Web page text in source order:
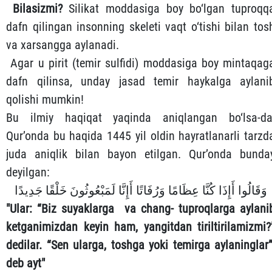
Bilasizmi?Silikat moddasiga boy bo‘lgan
dafn qilingan insonning skeleti vaqt o‘tishi bilan
va xarsangga aylanadi.
Agar u piri‌t (temir sulfidi) moddasiga boy
dafn qilinsa, unday jasad temir haykalga
qolishi mumkin!
Bu ilmiy haqiqat yaqinda aniqlangan bo‘lsa-
Qur’onda bu haqida 1445 yil oldin hayratlanarli
juda aniqlik bilan bayon etilgan. Qur’onda
deyilgan:
وَقَالُوا أَإِذَا كُنَّا عِظَامًا وَرُفَاتًا أَإِنَّا لَمَبْعُوثُونَ خَلْقًا جَدِيدًا
"Ular: “Biz suyaklarga va chang- tuproqlarga
ketganimizdan keyin ham, yangitdan
dedilar. “Sen ularga, toshga yoki temirga
deb ayt"